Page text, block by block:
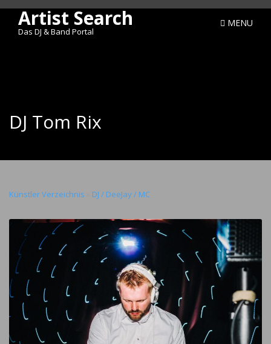
Artist Search
Das DJ & Band Portal
MENU
DJ Tom Rix
Künstler Verzeichnis DJ / DeeJay / MC